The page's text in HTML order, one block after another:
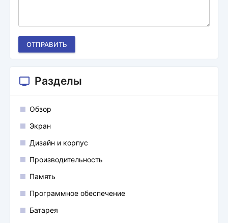
ОТПРАВИТЬ
Разделы
Обзор
Экран
Дизайн и корпус
Производительность
Память
Программное обеспечение
Батарея